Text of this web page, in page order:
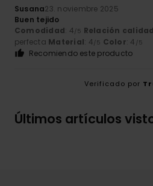
Susana23. noviembre 2025
Buen tejido
Comodidad: 4/5 Relación
perfecta Material: 4/5 Color: 4 /5
Recomiendo este producto
Verificado por
Últimos artículos